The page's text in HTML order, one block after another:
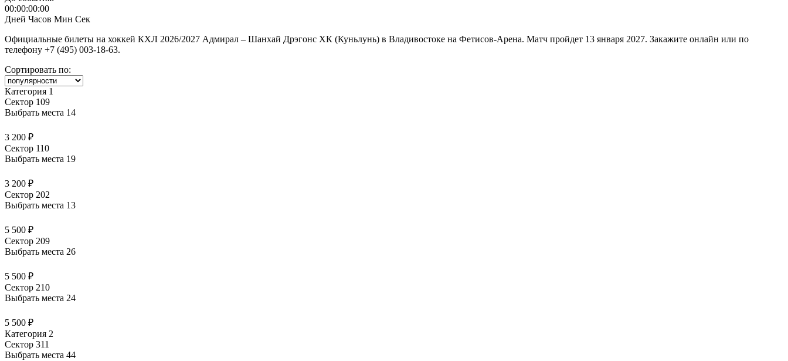
00:00:00:00
Дней Часов Мин Сек
Официальные билеты на хоккей КХЛ 2026/2027 Адмирал – Шанхай Дрэгонс ХК (Куньлунь) в Владивостоке на Фетисов-Арена. Матч пройдет 13 января 2027. Закажите онлайн или по
телефону +7 (495) 003-18-63.
Сортировать по:
Категория 1
Сектор 109
Выбрать места 14
3 200 ₽
Сектор 110
Выбрать места 19
3 200 ₽
Сектор 202
Выбрать места 13
5 500 ₽
Сектор 209
Выбрать места 26
5 500 ₽
Сектор 210
Выбрать места 24
5 500 ₽
Категория 2
Сектор 311
Выбрать места 44